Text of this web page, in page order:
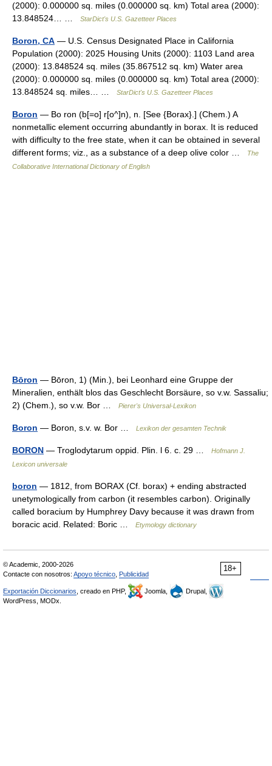
(2000): 0.000000 sq. miles (0.000000 sq. km) Total area (2000):
13.848524… …
StarDict's U.S. Gazetteer Places
Boron, CA — U.S. Census Designated Place in California
Population (2000): 2025 Housing Units (2000): 1103 Land area
(2000): 13.848524 sq. miles (35.867512 sq. km) Water area
(2000): 0.000000 sq. miles (0.000000 sq. km) Total area (2000):
13.848524 sq. miles… …
StarDict's U.S. Gazetteer Places
Boron — Bo ron (b[=o] r[o^]n), n. [See {Borax}.] (Chem.) A
nonmetallic element occurring abundantly in borax. It is reduced
with difficulty to the free state, when it can be obtained in several
different forms; viz., as a substance of a deep olive color …
The
Collaborative International Dictionary of English
Bōron — Bōron, 1) (Min.), bei Leonhard eine Gruppe der
Mineralien, enthält blos das Geschlecht Borsäure, so v.w. Sassaliu;
2) (Chem.), so v.w. Bor …
Pierer's Universal-Lexikon
Boron — Boron, s.v. w. Bor … Lexikon der gesamten Technik
BORON — Troglodytarum oppid. Plin. l 6. c. 29 …
Hofmann J.
Lexicon universale
boron — 1812, from BORAX (Cf. borax) + ending abstracted
unetymologically from carbon (it resembles carbon). Originally
called boracium by Humphrey Davy because it was drawn from
boracic acid. Related: Boric …
Etymology dictionary
18+
© Academic, 2000-2026
Contacte con nosotros: Apoyo técnico Publicidad
Exportación Diccionarios , creado en PHP, Joomla,
Drupal,
WordPress, MODx.